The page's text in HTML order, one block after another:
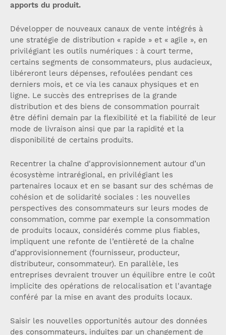
apports du produit.
Développer de nouveaux canaux de vente intégrés à
une stratégie de distribution « rapide » et « agile », en
privilégiant les outils numériques : à court terme,
certains segments de consommateurs, plus audacieux,
libéreront leurs dépenses, refoulées pendant ces
derniers mois, et ce via les canaux physiques et en
ligne. Le succès des entreprises de la grande
distribution et des biens de consommation pourrait
être défini demain par la flexibilité et la fiabilité de leur
mode de livraison ainsi que par la rapidité et la
disponibilité de certains produits.
Recentrer la chaîne d'approvisionnement autour d’un
écosystème intrarégional, en privilégiant les
partenaires locaux et en se basant sur des schémas de
cohésion et de solidarité sociales : les nouvelles
perspectives des consommateurs sur leurs modes de
consommation, comme par exemple la consommation
de produits locaux, considérés comme plus fiables,
impliquent une refonte de l’entièreté de la chaîne
d’approvisionnement (fournisseur, producteur,
distributeur, consommateur). En parallèle, les
entreprises devraient trouver un équilibre entre le coût
implicite des opérations de relocalisation et l'avantage
conféré par la mise en avant des produits locaux.
Saisir les nouvelles opportunités autour des données
des consommateurs, induites par un changement de